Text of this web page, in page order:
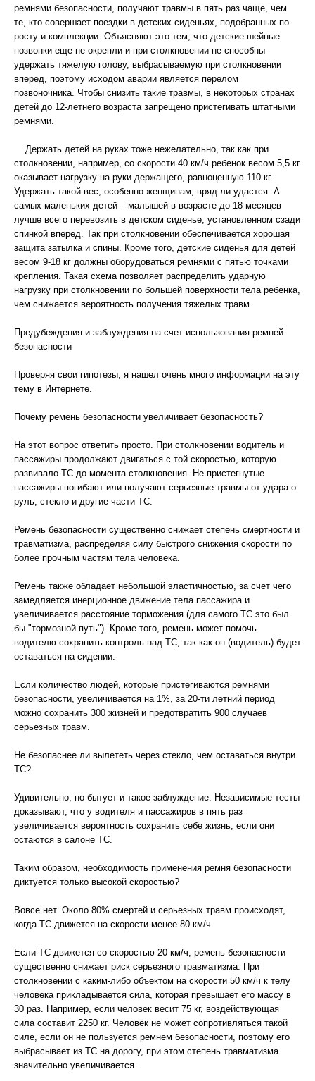
ремнями безопасности, получают травмы в пять раз чаще, чем
те, кто совершает поездки в детских сиденьях, подобранных по
росту и комплекции. Объясняют это тем, что детские шейные
позвонки еще не окрепли и при столкновении не способны
удержать тяжелую голову, выбрасываемую при столкновении
вперед, поэтому исходом аварии является перелом
позвоночника. Чтобы снизить такие травмы, в некоторых странах
детей до 12-летнего возраста запрещено пристегивать штатными
ремнями.
Держать детей на руках тоже нежелательно, так как при
столкновении, например, со скорости 40 км/ч ребенок весом 5,5 кг
оказывает нагрузку на руки держащего, равноценную 110 кг.
Удержать такой вес, особенно женщинам, вряд ли удастся. А
самых маленьких детей – малышей в возрасте до 18 месяцев
лучше всего перевозить в детском сиденье, установленном сзади
спинкой вперед. Так при столкновении обеспечивается хорошая
защита затылка и спины. Кроме того, детские сиденья для детей
весом 9-18 кг должны оборудоваться ремнями с пятью точками
крепления. Такая схема позволяет распределить ударную
нагрузку при столкновении по большей поверхности тела ребенка,
чем снижается вероятность получения тяжелых травм.
Предубеждения и заблуждения на счет использования ремней
безопасности
Проверяя свои гипотезы, я нашел очень много информации на эту
тему в Интернете.
Почему ремень безопасности увеличивает безопасность?
На этот вопрос ответить просто. При столкновении водитель и
пассажиры продолжают двигаться с той скоростью, которую
развивало ТС до момента столкновения. Не пристегнутые
пассажиры погибают или получают серьезные травмы от удара о
руль, стекло и другие части ТС.
Ремень безопасности существенно снижает степень смертности и
травматизма, распределяя силу быстрого снижения скорости по
более прочным частям тела человека.
Ремень также обладает небольшой эластичностью, за счет чего
замедляется инерционное движение тела пассажира и
увеличивается расстояние торможения (для самого ТС это был
бы "тормозной путь"). Кроме того, ремень может помочь
водителю сохранить контроль над ТС, так как он (водитель) будет
оставаться на сидении.
Если количество людей, которые пристегиваются ремнями
безопасности, увеличивается на 1%, за 20-ти летний период
можно сохранить 300 жизней и предотвратить 900 случаев
серьезных травм.
Не безопаснее ли вылететь через стекло, чем оставаться внутри
ТС?
Удивительно, но бытует и такое заблуждение. Независимые тесты
доказывают, что у водителя и пассажиров в пять раз
увеличивается вероятность сохранить себе жизнь, если они
остаются в салоне ТС.
Таким образом, необходимость применения ремня безопасности
диктуется только высокой скоростью?
Вовсе нет. Около 80% смертей и серьезных травм происходят,
когда ТС движется на скорости менее 80 км/ч.
Если ТС движется со скоростью 20 км/ч, ремень безопасности
существенно снижает риск серьезного травматизма. При
столкновении с каким-либо объектом на скорости 50 км/ч к телу
человека прикладывается сила, которая превышает его массу в
30 раз. Например, если человек весит 75 кг, воздействующая
сила составит 2250 кг. Человек не может сопротивляться такой
силе, если он не пользуется ремнем безопасности, поэтому его
выбрасывает из ТС на дорогу, при этом степень травматизма
значительно увеличивается.